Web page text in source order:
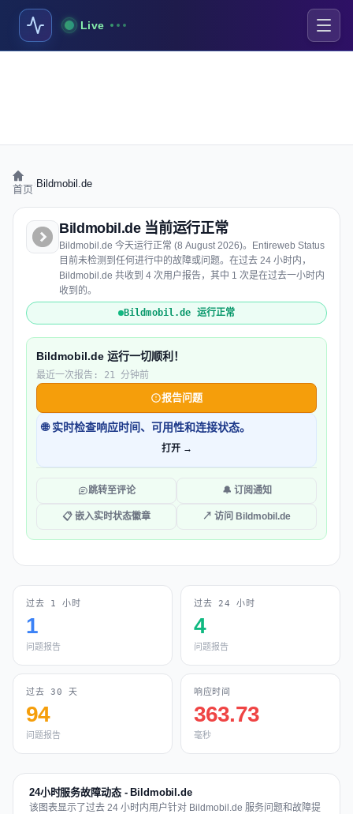
Live
首页 Bildmobil.de
Bildmobil.de 当前运行正常
Bildmobil.de 今天运行正常 (8 August 2026)。Entireweb Status
目前未检测到任何进行中的故障或问题。在过去 24 小时内，
Bildmobil.de 共收到 4 次用户报告，其中 1 次是在过去一小时内
收到的。
Bildmobil.de 运行正常
Bildmobil.de 运行一切顺利！
最近一次报告: 21 分钟前
报告问题
🌐 实时检查响应时间、可用性和连接状态。
打开 →
跳转至评论 🔔 订阅通知
📋 嵌入实时状态徽章 ↗ 访问 Bildmobil.de
过去 1 小时
1
问题报告
过去 24 小时
4
问题报告
过去 30 天
94
问题报告
响应时间
363.73
毫秒
24小时服务故障动态 - Bildmobil.de
该图表显示了过去 24 小时内用户针对 Bildmobil.de 服务问题和故障提